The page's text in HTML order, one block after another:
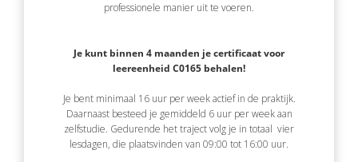
professionele manier uit te voeren.
Je kunt binnen 4 maanden je certificaat voor
leereenheid C0165 behalen!
Je bent minimaal 16 uur per week actief in de praktijk.
Daarnaast besteed je gemiddeld 6 uur per week aan
zelfstudie. Gedurende het traject volg je in totaal vier
lesdagen, die plaatsvinden van 09:00 tot 16:00 uur.